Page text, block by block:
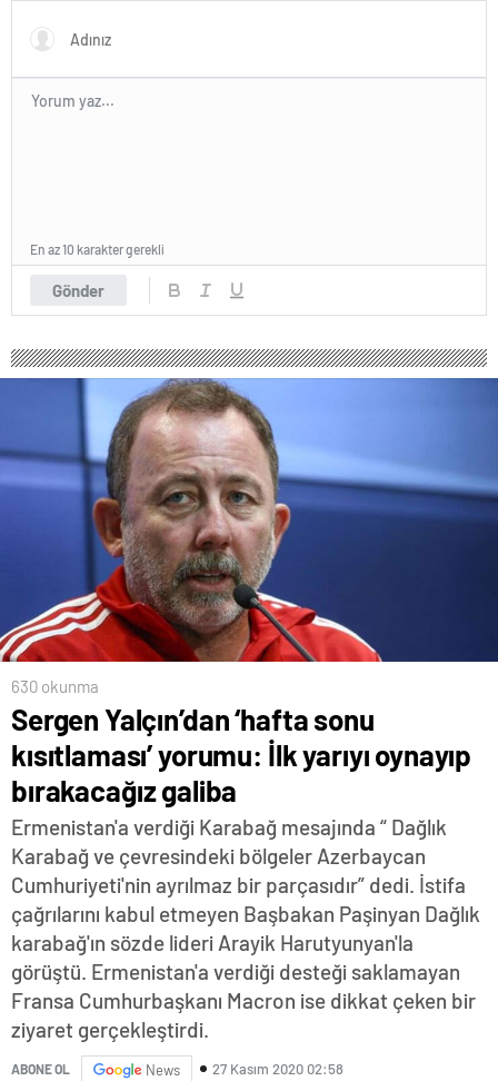
tek maç satın alma nasıl
yapılır?
Gönder
En az 10 karakter gerekli
630 okunma
Sergen Yalçın’dan ‘hafta sonu
kısıtlaması’ yorumu: İlk yarıyı oynayıp
bırakacağız galiba
Ermenistan'a verdiği Karabağ mesajında “ Dağlık
Karabağ ve çevresindeki bölgeler Azerbaycan
Cumhuriyeti'nin ayrılmaz bir parçasıdır” dedi. İstifa
çağrılarını kabul etmeyen Başbakan Paşinyan Dağlık
karabağ'ın sözde lideri Arayik Harutyunyan'la
görüştü. Ermenistan'a verdiği desteği saklamayan
Fransa Cumhurbaşkanı Macron ise dikkat çeken bir
ziyaret gerçekleştirdi.
ABONE OL News 27 Kasım 2020 02:58